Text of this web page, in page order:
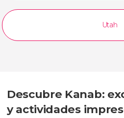
Utah
Descubre Kanab:
y actividades